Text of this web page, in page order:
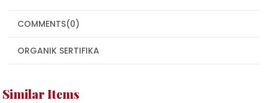
COMMENTS(0)
ORGANIK SERTIFIKA
Similar Items